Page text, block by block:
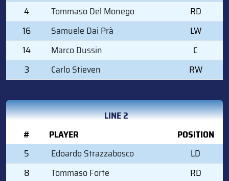
4
Tommaso Del Monego
RD
16
Samuele Dai Prà
LW
14
Marco Dussin
C
3
Carlo Stieven RW
LINE 2
#
PLAYER
POSITION
5
Edoardo Strazzabosco
LD
8
Tommaso Forte
RD